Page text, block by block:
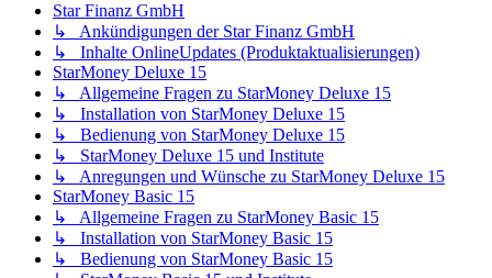
Star Finanz GmbH
↳ Ankündigungen der Star Finanz GmbH
↳ Inhalte OnlineUpdates (Produktaktualisierungen)
StarMoney Deluxe 15
↳ Allgemeine Fragen zu StarMoney Deluxe 15
↳ Installation von StarMoney Deluxe 15
↳ Bedienung von StarMoney Deluxe 15
↳ StarMoney Deluxe 15 und Institute
↳ Anregungen und Wünsche zu StarMoney Deluxe 15
StarMoney Basic 15
↳ Allgemeine Fragen zu StarMoney Basic 15
↳ Installation von StarMoney Basic 15
↳ Bedienung von StarMoney Basic 15